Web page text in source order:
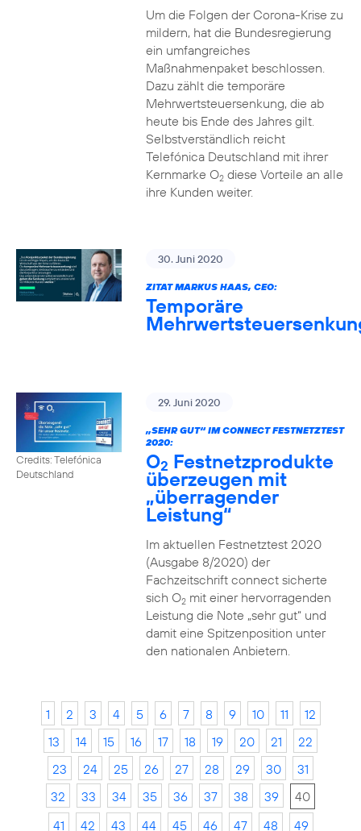
Um die Folgen der Corona-Krise zu
mildern, hat die Bundesregierung
ein umfangreiches
Maßnahmenpaket beschlossen.
Dazu zählt die temporäre
Mehrwertsteuersenkung, die ab
heute bis Ende des Jahres gilt.
Selbstverständlich reicht
Telefónica Deutschland mit ihrer
Kernmarke O2diese Vorteile an alle
ihre Kunden weiter.
30. Juni 2020
ZITAT MARKUS HAAS, CEO:
Temporäre
Credits: Telefónica
Deutschland
29. Juni 2020
„SEHR GUT“ IM CONNECT FESTNETZTEST
2020:
O2 Festnetzprodukte
überzeugen mit
„überragender
Leistung“
Im aktuellen Festnetztest 2020
(Ausgabe 8/2020) der
Fachzeitschrift connect sicherte
sich O2mit einer hervorragenden
Leistung die Note „sehr gut“ und
damit eine Spitzenposition unter
den nationalen Anbietern.
1 2 3 4 5 6 7 8 9 10 11
12
13
14 15 16 17 18 19 20 21
22
23
24 25 26 27 28 29 30
31
32
33 34 35 36 37 38 39
40
41
42 43 44 45 46 47 48 49